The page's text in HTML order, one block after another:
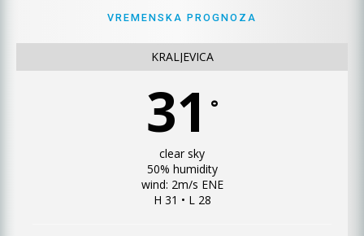
VREMENSKA PROGNOZA
KRALJEVICA
31 °
clear sky
50% humidity
wind: 2m/s ENE
H 31 • L 28